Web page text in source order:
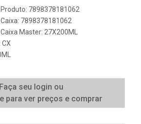
7898378181062
7898378181062
Master: 27X200ML
Faça seu login ou
para ver preços e comprar